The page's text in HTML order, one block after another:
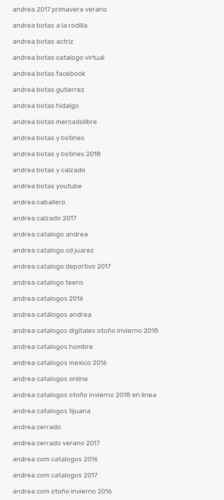
andrea 2017 primavera verano
andrea botas a la rodilla
andrea botas actriz
andrea botas catalogo virtual
andrea botas facebook
andrea botas gutierrez
andrea botas hidalgo
andrea botas mercadolibre
andrea botas y botines
andrea botas y botines 2018
andrea botas y calzado
andrea botas youtube
andrea caballero
andrea calzado 2017
andrea catalogo andrea
andrea catalogo cd juarez
andrea catalogo deportivo 2017
andrea catalogo teens
andrea catalogos 2016
andrea catálogos andrea
andrea catalogos digitales otoño invierno 2018
andrea catalogos hombre
andrea catalogos mexico 2016
andrea catalogos online
andrea catalogos otoño invierno 2018 en linea
andrea catalogos tijuana
andrea cerrado
andrea cerrado verano 2017
andrea com catalogos 2016
andrea com catalogos 2017
andrea com otoño invierno 2016